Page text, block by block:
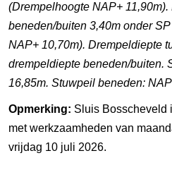
(Drempelhoogte NAP+
beneden/buiten 3,40m onder
NAP+ 10,70m). Drempeldiepte
drempeldiepte beneden/buiten.
16,85m. Stuwpeil beneden:
Opmerking: Sluis Bosscheveld
met werkzaamheden van
vrijdag 10 juli 2026.